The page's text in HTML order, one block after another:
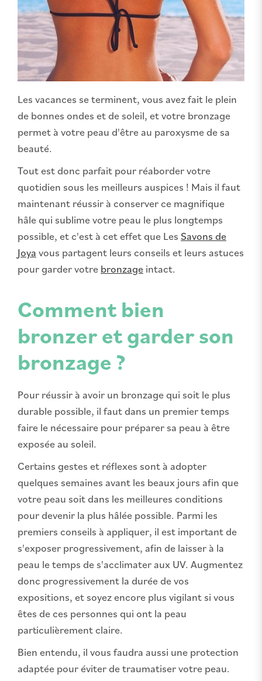
Les vacances se terminent, vous avez fait le plein
de bonnes ondes et de soleil, et votre bronzage
permet à votre peau d'être au paroxysme de sa
beauté.
Tout est donc parfait pour réaborder votre
quotidien sous les meilleurs auspices ! Mais il faut
maintenant réussir à conserver ce magnifique
hâle qui sublime votre peau le plus longtemps
possible, et c'est à cet effet que Les Savons de
Joya vous partagent leurs conseils et leurs astuces
pour garder votre bronzage intact.
Comment bien
bronzer et garder son
bronzage ?
Pour réussir à avoir un bronzage qui soit le plus
durable possible, il faut dans un premier temps
faire le nécessaire pour préparer sa peau à être
exposée au soleil.
Certains gestes et réflexes sont à adopter
quelques semaines avant les beaux jours afin que
votre peau soit dans les meilleures conditions
pour devenir la plus hâlée possible. Parmi les
premiers conseils à appliquer, il est important de
s'exposer progressivement, afin de laisser à la
peau le temps de s'acclimater aux UV. Augmentez
donc progressivement la durée de vos
expositions, et soyez encore plus vigilant si vous
êtes de ces personnes qui ont la peau
particulièrement claire.
Bien entendu, il vous faudra aussi une protection
adaptée pour éviter de traumatiser votre peau.